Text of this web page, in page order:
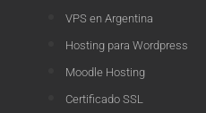
VPS en Argentina
Hosting para Wordpress
Moodle Hosting
Certificado SSL